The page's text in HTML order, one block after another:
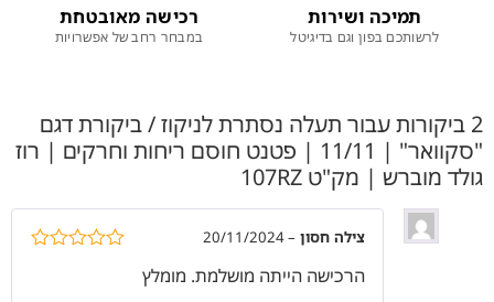
תמיכה ושירות
לרשותכם בפון וגם בדיגיטל
רכישה מאובטחת
במבחר רחב של אפשרויות
2 ביקורות עבור
תעלה נסתרת לניקוז / ביקורת דגם
"סקוואר" | 11/11 | פטנט חוסם ריחות וחרקים | רוז
גולד מוברש | מק"ט 107RZ
צילה חסון –
20/11/2024
הרכישה הייתה מושלמת. מומלץ